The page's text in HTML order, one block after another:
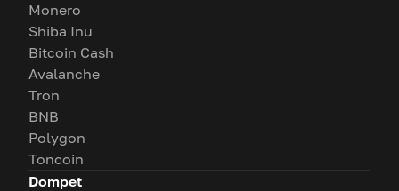
Monero
Shiba Inu
Bitcoin Cash
Avalanche
Tron
BNB
Polygon
Toncoin
Dompet